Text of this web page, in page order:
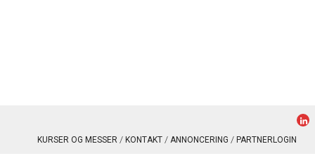
KURSER OG MESSER KONTAKT ANNONCERING PARTNERLOGIN